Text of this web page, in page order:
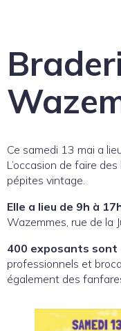
Ce samedi 13 mai a
L’occasion de faire
pépites vintage.
Elle a lieu de 9h à
Wazemmes, rue de la
400 exposants
professionnels et
également des